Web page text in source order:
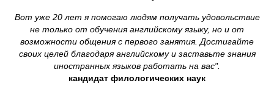
Вот уже 20 лет я помогаю людям получать удовольствие
не только от обучения английскому языку, но и от
возможности общения с первого занятия. Достигайте
своих целей благодаря английскому и заставьте знания
иностранных языков работать на вас".
кандидат филологических наук